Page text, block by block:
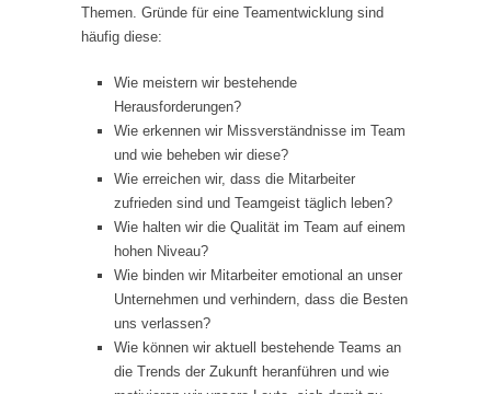
Themen. Gründe für eine Teamentwicklung sind
häufig diese:
Wie meistern wir bestehende
Herausforderungen?
Wie erkennen wir Missverständnisse im Team
und wie beheben wir diese?
Wie erreichen wir, dass die Mitarbeiter
zufrieden sind und Teamgeist täglich leben?
Wie halten wir die Qualität im Team auf einem
hohen Niveau?
Wie binden wir Mitarbeiter emotional an unser
Unternehmen und verhindern, dass die Besten
uns verlassen?
Wie können wir aktuell bestehende Teams an
die Trends der Zukunft heranführen und wie